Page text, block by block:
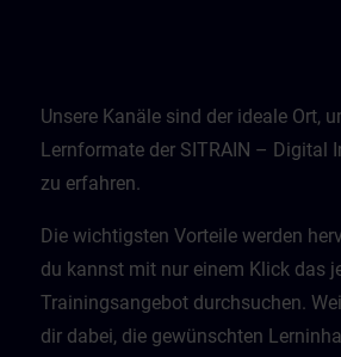
Unsere Kanäle sind der ideale Ort,
Lernformate der SITRAIN – Digital
zu erfahren.
Die wichtigsten Vorteile werden
du kannst mit nur einem Klick das
Trainingsangebot durchsuchen.
dir dabei, die gewünschten